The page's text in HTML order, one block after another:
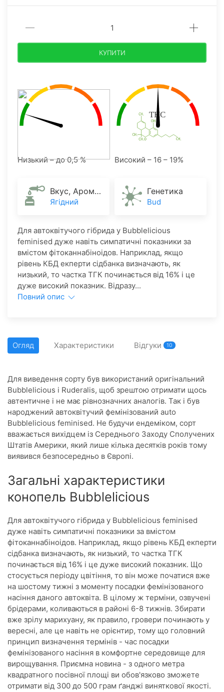
КУПИТИ
Низький – до 0,5 % Високий – 16 – 19%
Вкус, Аромат
Ягідний
Генетика
Bud
Для автоквітучого гібрида у Bubblelicious
feminised дуже навіть симпатичні показники за
вмістом фітоканнабіноідов. Наприклад, якщо
рівень КБД екперти сідбанка визначають, як
низький, то частка ТГК починається від 16% і це
дуже високий показник. Відразу...
Повний опис
Огляд Характеристики Відгуки 10
Для виведення сорту був використаний оригінальний
Bubblelicious і Ruderalis, щоб зрештою отримати щось
автентичне і не має рівнозначних аналогів. Так і був
народжений автоквітучий фемінізований auto
Bubblelicious feminised. Не будучи ендеміком, сорт
вважається вихідцем із Середнього Заходу Сполучених
Штатів Америки, який лише кілька десятків років тому
виявився безпосередньо в Європі.
Загальні характеристики
конопель Bubblelicious
Для автоквітучого гібрида у Bubblelicious feminised
дуже навіть симпатичні показники за вмістом
фітоканнабіноідов. Наприклад, якщо рівень КБД екперти
сідбанка визначають, як низький, то частка ТГК
починається від 16% і це дуже високий показник. Що
стосується періоду цвітіння, то він може початися вже
на шостому тижні з моменту посадки фемінізованого
насіння даного автоквіта. В цілому ж терміни, озвучені
брідерами, коливаються в районі 6-8 тижнів. Збирати
вже зрілу марихуану, як правило, гровери починають у
вересні, але це навіть не орієнтир, тому що головний
принцип визначення термінів - час посадки
фемінізованого насіння в комфортне середовище для
вирощування. Приємна новина - з одного метра
квадратного посівної площі ви обов'язково зможете
отримати від 300 до 500 грам ґанджі виняткової якості.